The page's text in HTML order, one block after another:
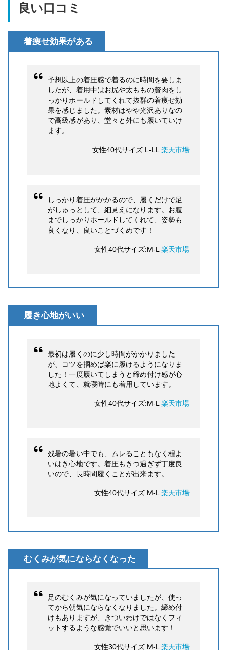
良い口コミ
着痩せ効果がある
予想以上の着圧感で着るのに時間を要しま
したが、着用中はお尻や太ももの贅肉をし
っかりホールドしてくれて抜群の着痩せ効
果を感じました。素材はやや光沢ありなの
で高級感があり、堂々と外にも履いていけ
ます。
女性40代サイズ:L-LL楽天市場
しっかり着圧がかかるので、履くだけで足
がしゅっとして、細見えになります。お腹
までしっかりホールドしてくれて、姿勢も
良くなり、良いことづくめです！
女性40代サイズ:M-L楽天市場
履き心地がいい
最初は履くのに少し時間がかかりました
が、コツを掴めば楽に履けるようになりま
した！一度履いてしまうと締め付け感が心
地よくて、就寝時にも着用しています。
女性40代サイズ:M-L楽天市場
残暑の暑い中でも、ムレることもなく程よ
いはき心地です。着圧もきつ過ぎず丁度良
いので、長時間履くことが出来ます。
女性40代サイズ:M-L楽天市場
むくみが気にならなくなった
足のむくみが気になっていましたが、使っ
てから朝気にならなくなりました。締め付
けもありますが、きついわけではなくフィ
ットするような感覚でいいと思います！
女性30代サイズ:M-L楽天市場